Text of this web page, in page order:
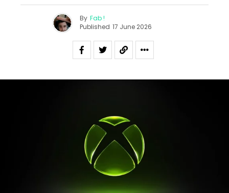
By Fab !
Published 17 June 2026